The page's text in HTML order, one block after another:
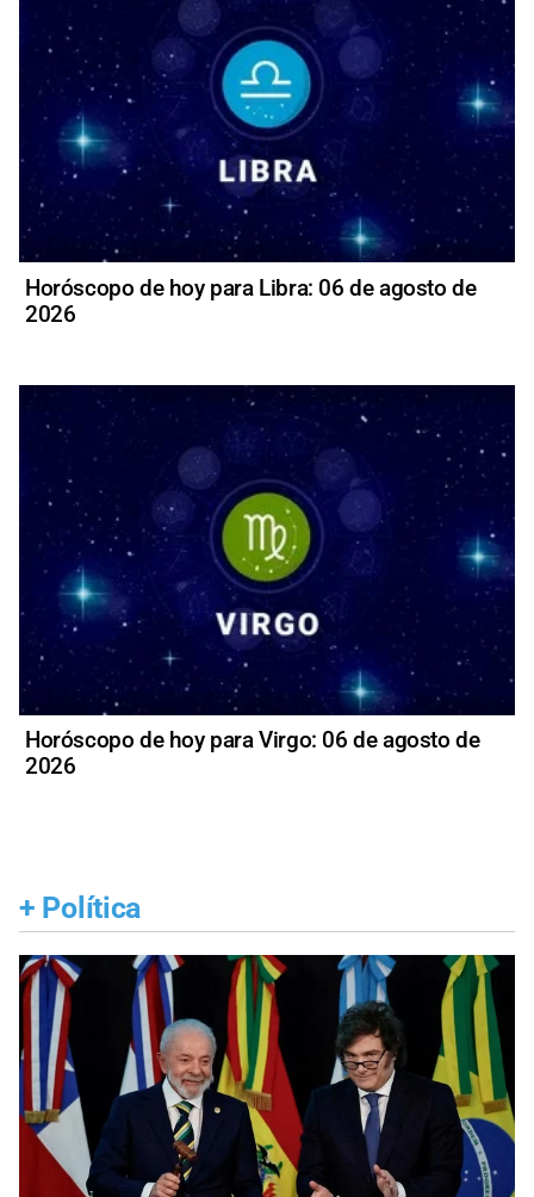
Horóscopo de hoy para Libra: 06 de agosto de
2026
Horóscopo de hoy para Virgo: 06 de agosto de
2026
+ Política